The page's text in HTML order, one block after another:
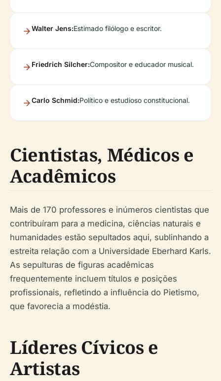
Walter Jens:Estimado filólogo e escritor.
Friedrich Silcher:Compositor e educador musical.
Carlo Schmid:Político e estudioso constitucional.
Cientistas, Médicos e
Acadêmicos
Mais de 170 professores e inúmeros cientistas que
contribuíram para a medicina, ciências naturais e
humanidades estão sepultados aqui, sublinhando a
estreita relação com a Universidade Eberhard Karls.
As sepulturas de figuras acadêmicas
frequentemente incluem títulos e posições
profissionais, refletindo a influência do Pietismo,
que favorecia a modéstia.
Líderes Cívicos e
Artistas